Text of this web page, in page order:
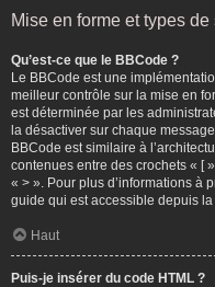
Mise en forme et types de
Qu’est-ce que le BBCode ?
Le BBCode est une
meilleur contrôle sur la mise en
est déterminée par les
la désactiver sur chaque
BBCode est similaire à
contenues entre des crochets « [
« > ». Pour plus d’informations à
guide qui est accessible depuis
Haut
Puis-je insérer du code HTML ?